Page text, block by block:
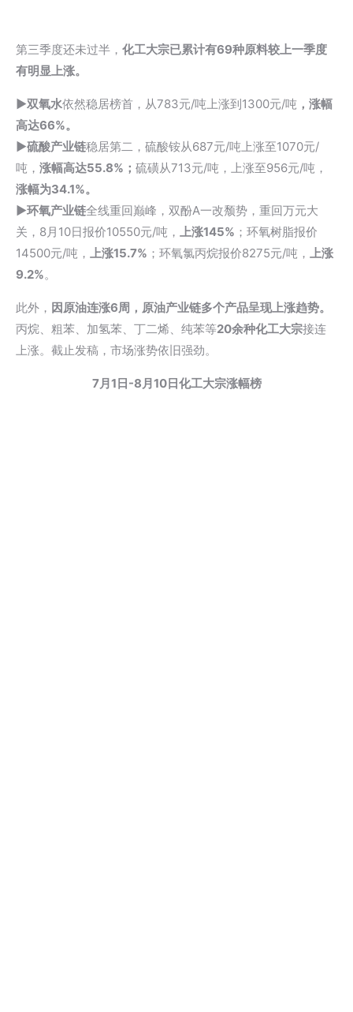
第三季度还未过半， 化工大宗已累计有69种原料较上一季度
有明显上涨。
▶双氧水依然稳居榜首，从783元/吨上涨到1300元/吨 ， 涨幅
高达66%。
▶硫酸产业链稳居第二，硫酸铵从687元/吨上涨至1070元/
吨， 涨幅高达55.8%； 硫磺从713元/吨，上涨至956元/吨，
涨幅为34.1%。
▶环氧产业链全线重回巅峰，双酚A一改颓势，重回万元大
关，8月10日报价10550元/吨，
上涨145% ；环氧树脂报价
14500元/吨，
上涨15.7% ；环氧氯丙烷报价8275元/吨，
上涨
9.2%。
此外， 因原油连涨6周，原油产业链多个产品呈现上涨趋势。
丙烷、粗苯、加氢苯、丁二烯、纯苯等20余种化工大宗接连
上涨。截止发稿，市场涨势依旧强劲。
7月1日-8月10日化工大宗涨幅榜